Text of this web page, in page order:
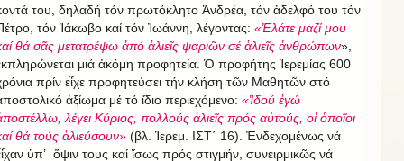
του, δηλαδή τόν πρωτόκλητο Ἀνδρέα, τόν ἀδελφό του τόν
τόν Ἰάκωβο καί τόν Ἰωάννη, λέγοντας: «Ἐλάτε μαζί μου
θά σᾶς μετατρέψω ἀπό ἁλιεῖς ψαριῶν σέ ἁλιεῖς ἀνθρώπων»,
μιά ἀκόμη προφητεία. Ὁ προφήτης Ἱερεμίας 600
πρίν εἶχε προφητεύσει τήν κλήση τῶν Μαθητῶν στό
ἀξίωμα μέ τό ἴδιο περιεχόμενο: «Ἰδού ἐγώ
λέγει Κύριος, πολλούς ἁλιεῖς πρός αὐτούς, οἱ ὁποῖοι
θά τούς ἁλιεύσουν» (βλ. Ἱερεμ. ΙΣΤ΄ 16). Ἐνδεχομένως νά
ὑπ’ ὄψιν τους καί ἴσως πρός στιγμήν, συνειρμικῶς νά